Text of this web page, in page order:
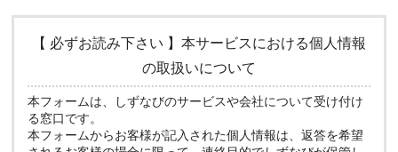
【 必ずお読み下さい 】本サービスにおける個人情報
の取扱いについて
本フォームは、しずなびのサービスや会社について受け付け
る窓口です。
本フォームからお客様が記入された個人情報は、返答を希望